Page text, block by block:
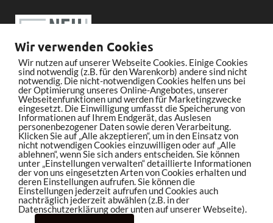
Wir verwenden Cookies
Wir nutzen auf unserer Webseite Cookies. Einige Cookies
sind notwendig (z.B. für den Warenkorb) andere sind nicht
notwendig. Die nicht-notwendigen Cookies helfen uns bei
der Optimierung unseres Online-Angebotes, unserer
Webseitenfunktionen und werden für Marketingzwecke
eingesetzt. Die Einwilligung umfasst die Speicherung von
Informationen auf Ihrem Endgerät, das Auslesen
personenbezogener Daten sowie deren Verarbeitung.
Klicken Sie auf „Alle akzeptieren“, um in den Einsatz von
nicht notwendigen Cookies einzuwilligen oder auf „Alle
ablehnen“, wenn Sie sich anders entscheiden. Sie können
unter „Einstellungen verwalten“ detaillierte Informationen
der von uns eingesetzten Arten von Cookies erhalten und
deren Einstellungen aufrufen. Sie können die
Einstellungen jederzeit aufrufen und Cookies auch
nachträglich jederzeit abwählen (z.B. in der
Datenschutzerklärung oder unten auf unserer Webseite).